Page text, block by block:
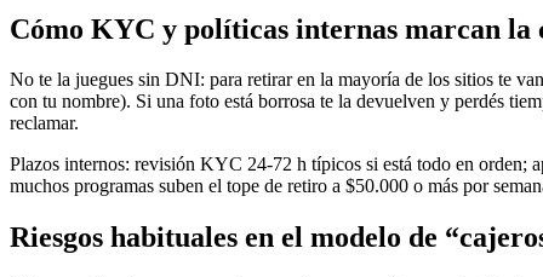
Cómo KYC y políticas internas marcan la
No te la juegues sin DNI: para retirar en la mayoría de los sitios te
con tu nombre). Si una foto está borrosa te la devuelven y perdés
reclamar.
Plazos internos: revisión KYC 24-72 h típicos si está todo en orden;
muchos programas suben el tope de retiro a $50.000 o más por
Riesgos habituales en el modelo de